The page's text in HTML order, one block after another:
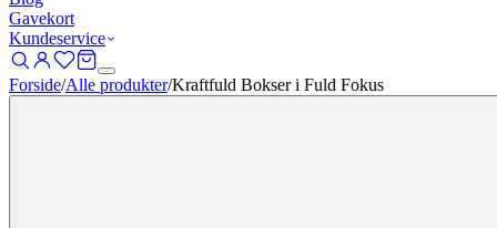
Gavekort
Kundeservice
Forside/Alle produkter/Kraftfuld Bokser i Fuld Fokus